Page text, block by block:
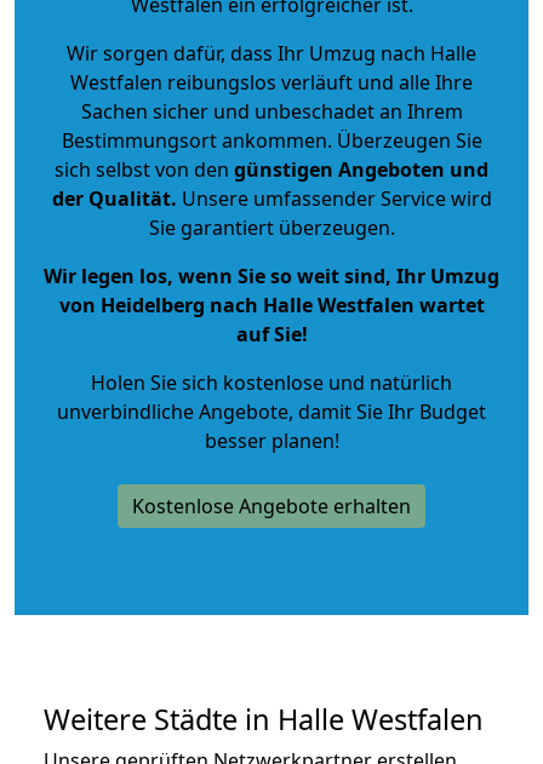
Wir sorgen dafür, dass Ihr Umzug nach Halle
Westfalen reibungslos verläuft und alle Ihre
Sachen sicher und unbeschadet an Ihrem
Bestimmungsort ankommen. Überzeugen Sie
sich selbst von den günstigen Angeboten und
der Qualität. Unsere umfassender Service wird
Sie garantiert überzeugen.
Wir legen los, wenn Sie so weit sind, Ihr Umzug
von Heidelberg nach Halle Westfalen wartet
auf Sie!
Holen Sie sich kostenlose und natürlich
unverbindliche Angebote, damit Sie Ihr Budget
besser planen!
Kostenlose Angebote erhalten
Weitere Städte in Halle Westfalen